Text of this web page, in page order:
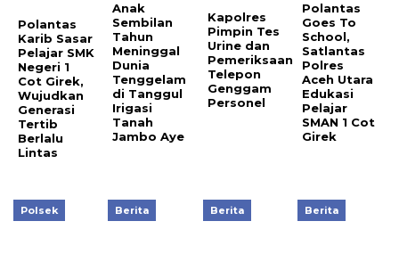
Polantas
Karib Sasar
Pelajar SMK
Negeri 1
Cot Girek,
Wujudkan
Generasi
Tertib
Berlalu
Lintas
Anak
Sembilan
Tahun
Meninggal
Dunia
Tenggelam
di Tanggul
Irigasi
Tanah
Jambo Aye
Kapolres
Pimpin Tes
Urine dan
Pemeriksaan
Telepon
Genggam
Personel
Polantas
Goes To
School,
Satlantas
Polres
Aceh Utara
Edukasi
Pelajar
SMAN 1 Cot
Girek
Polsek Berita Berita Berita